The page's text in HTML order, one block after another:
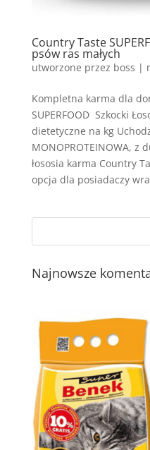
Country Taste
psów ras małych
utworzone przez boss |
Kompletna karma dla
SUPERFOOD Szkocki
dietetyczne na kg
MONOPROTEINOWA, z
łososia karma Country
opcja dla posiadaczy
Najnowsze